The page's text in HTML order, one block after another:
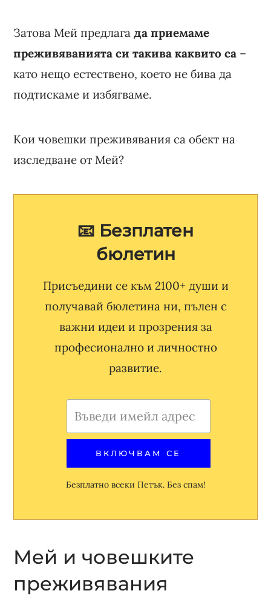
Затова Мей предлагада приемаме
преживяванията си такива каквито са –
като нещо естествено, което не бива да
подтискаме и избягваме.
Кои човешки преживявания са обект на
изследване от Мей?
📧 Безплатен
бюлетин
Присъедини се към 2100+ души и
получавай бюлетина ни, пълен с
важни идеи и прозрения за
професионално и личностно
развитие.
Безплатно всеки Петък. Без спам!
Мей и човешките
преживявания